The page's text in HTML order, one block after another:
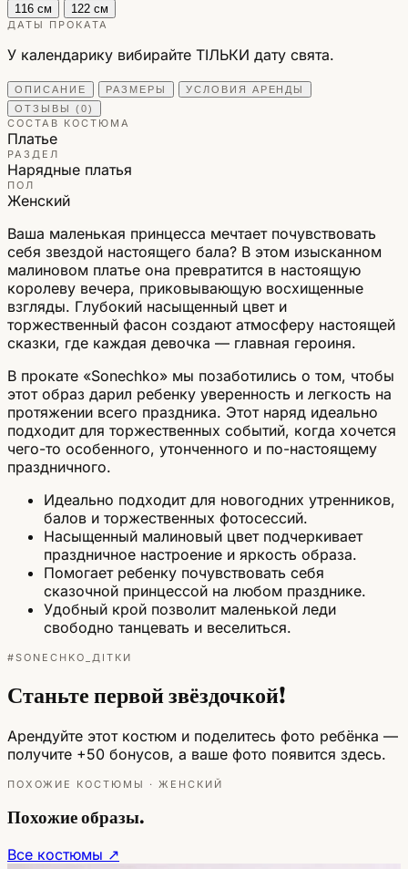
116 см
122 см
ДАТЫ ПРОКАТА
У календарику вибирайте ТІЛЬКИ дату свята.
ОПИСАНИЕ РАЗМЕРЫ
УСЛОВИЯ АРЕНДЫ
ОТЗЫВЫ (0)
СОСТАВ КОСТЮМА
Платье
РАЗДЕЛ
Нарядные платья
ПОЛ
Женский
Ваша маленькая принцесса мечтает почувствовать
себя звездой настоящего бала? В этом изысканном
малиновом платье она превратится в настоящую
королеву вечера, приковывающую восхищенные
взгляды. Глубокий насыщенный цвет и
торжественный фасон создают атмосферу настоящей
сказки, где каждая девочка — главная героиня.
В прокате «Sonechko» мы позаботились о том, чтобы
этот образ дарил ребенку уверенность и легкость на
протяжении всего праздника. Этот наряд идеально
подходит для торжественных событий, когда хочется
чего-то особенного, утонченного и по-настоящему
праздничного.
Идеально подходит для новогодних утренников,
балов и торжественных фотосессий.
Насыщенный малиновый цвет подчеркивает
праздничное настроение и яркость образа.
Помогает ребенку почувствовать себя
сказочной принцессой на любом празднике.
Удобный крой позволит маленькой леди
свободно танцевать и веселиться.
#SONECHKO_ДІТКИ
Станьте первой звёздочкой!
Арендуйте этот костюм и поделитесь фото ребёнка —
получите +50 бонусов, а ваше фото появится здесь.
ПОХОЖИЕ КОСТЮМЫ · ЖЕНСКИЙ
Похожие образы.
Все костюмы ↗